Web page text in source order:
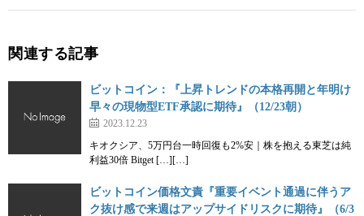
関連する記事
ビットコイン：『上昇トレンドの本格再開と年明け
早々の現物型ETF承認に期待』（12/23朝）
2023.12.23
キオクシア、5万円台一時回復も2%安｜株を抱える東芝は純
利益30倍 Bitget […][…]
ビットコイン価格文責『重要イベント通過に伴うア
ク抜け感で来週はアップサイドリスクに期待』（6/3